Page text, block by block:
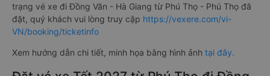
trạng vé xe đi Đồng Văn - Hà Giang từ Phú Thọ - Phú Thọ đã
đặt, quý khách vui lòng truy cập https://vexere.com/vi-
VN/booking/ticketinfo
Xem hướng dẫn chi tiết, minh họa bằng hình ảnh tại đây.